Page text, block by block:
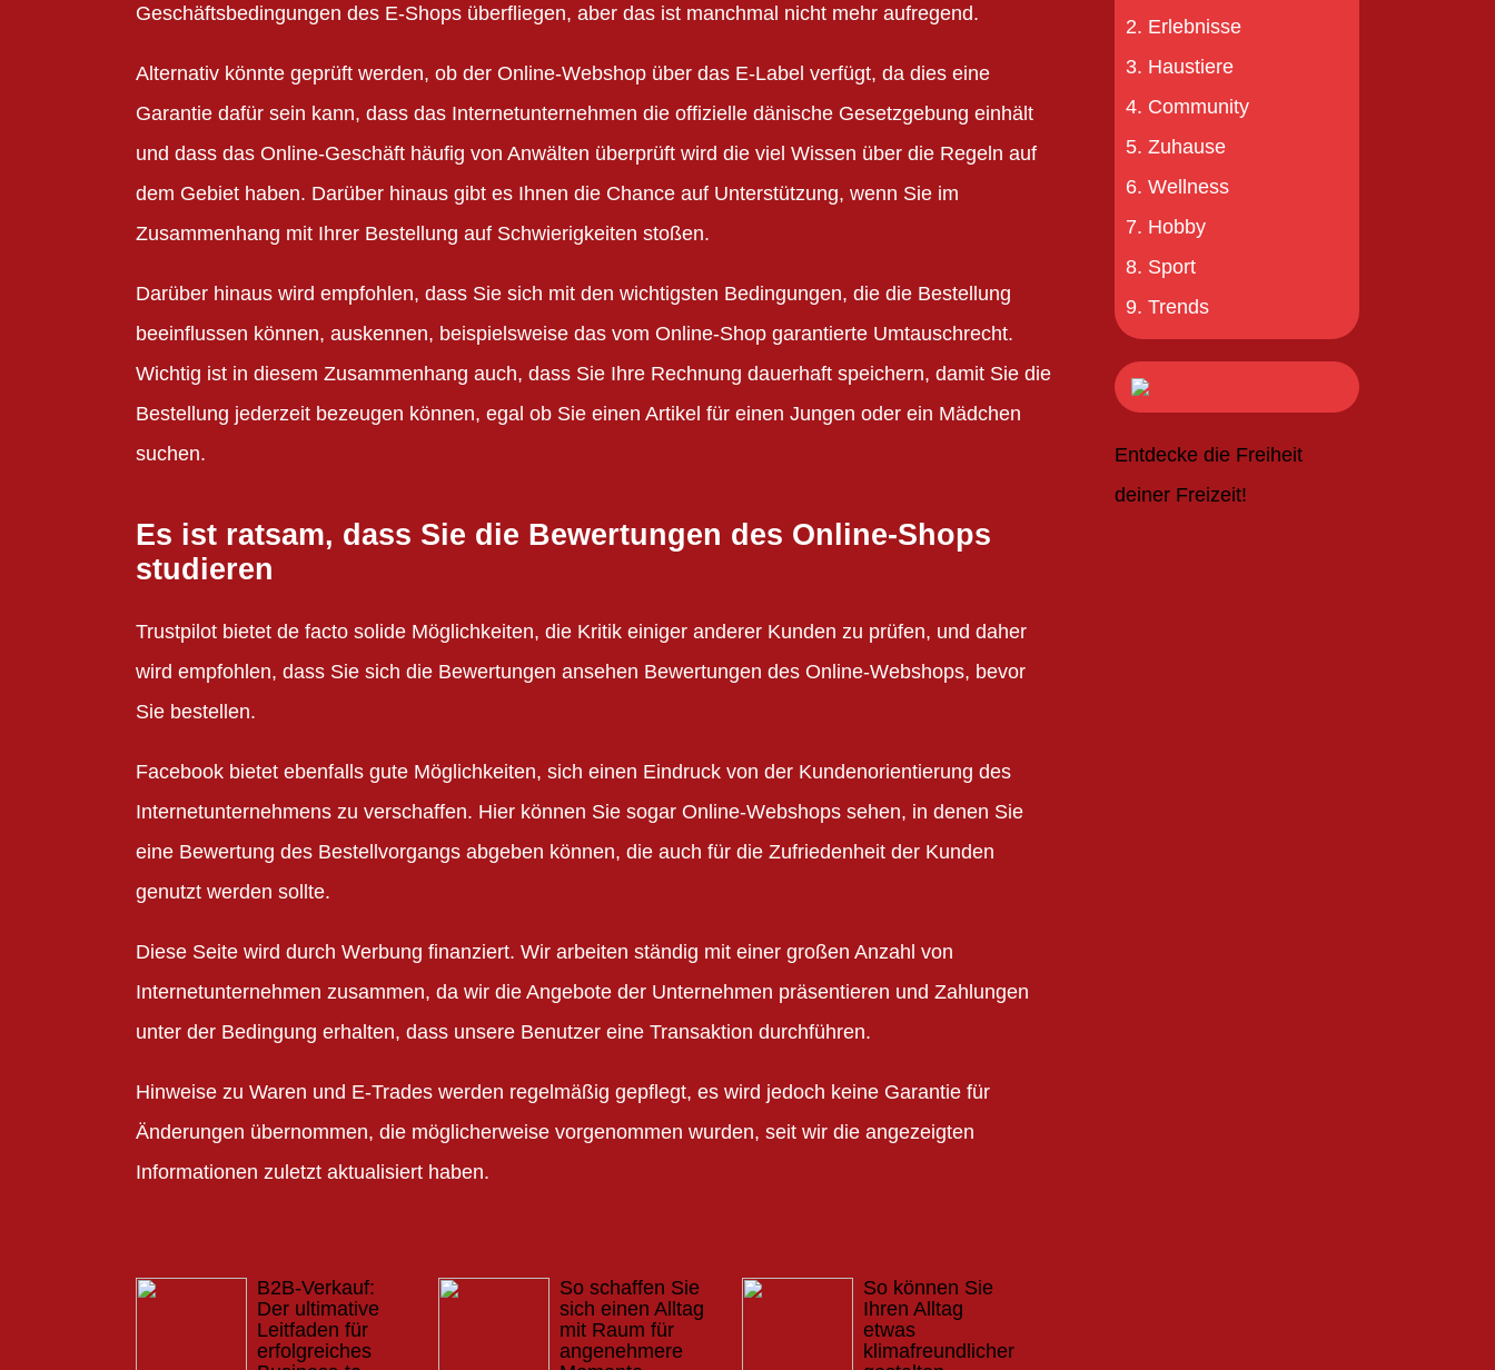
Geschäftsbedingungen des E-Shops überfliegen, aber das ist manchmal nicht mehr aufregend.
Alternativ könnte geprüft werden, ob der Online-Webshop über das E-Label verfügt, da dies eine
Garantie dafür sein kann, dass das Internetunternehmen die offizielle dänische Gesetzgebung einhält
und dass das Online-Geschäft häufig von Anwälten überprüft wird die viel Wissen über die Regeln auf
dem Gebiet haben. Darüber hinaus gibt es Ihnen die Chance auf Unterstützung, wenn Sie im
Zusammenhang mit Ihrer Bestellung auf Schwierigkeiten stoßen.
Darüber hinaus wird empfohlen, dass Sie sich mit den wichtigsten Bedingungen, die die Bestellung
beeinflussen können, auskennen, beispielsweise das vom Online-Shop garantierte Umtauschrecht.
Wichtig ist in diesem Zusammenhang auch, dass Sie Ihre Rechnung dauerhaft speichern, damit Sie die
Bestellung jederzeit bezeugen können, egal ob Sie einen Artikel für einen Jungen oder ein Mädchen
suchen.
Es ist ratsam, dass Sie die Bewertungen des Online-Shops
studieren
Trustpilot bietet de facto solide Möglichkeiten, die Kritik einiger anderer Kunden zu prüfen, und daher
wird empfohlen, dass Sie sich die Bewertungen ansehen Bewertungen des Online-Webshops, bevor
Sie bestellen.
Facebook bietet ebenfalls gute Möglichkeiten, sich einen Eindruck von der Kundenorientierung des
Internetunternehmens zu verschaffen. Hier können Sie sogar Online-Webshops sehen, in denen Sie
eine Bewertung des Bestellvorgangs abgeben können, die auch für die Zufriedenheit der Kunden
genutzt werden sollte.
Diese Seite wird durch Werbung finanziert. Wir arbeiten ständig mit einer großen Anzahl von
Internetunternehmen zusammen, da wir die Angebote der Unternehmen präsentieren und Zahlungen
unter der Bedingung erhalten, dass unsere Benutzer eine Transaktion durchführen.
Hinweise zu Waren und E-Trades werden regelmäßig gepflegt, es wird jedoch keine Garantie für
Änderungen übernommen, die möglicherweise vorgenommen wurden, seit wir die angezeigten
Informationen zuletzt aktualisiert haben.
B2B-Verkauf:
Der ultimative
Leitfaden für
erfolgreiches
So schaffen Sie
sich einen Alltag
mit Raum für
angenehmere
So können Sie
Ihren Alltag
etwas
klimafreundlicher
Erlebnisse
Haustiere
Community
Zuhause
Wellness
Hobby
Sport
Trends
Entdecke die Freiheit
deiner Freizeit!